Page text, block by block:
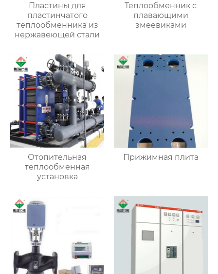
Пластины для
пластинчатого
теплообменника из
нержавеющей стали
Теплообменник с
плавающими
змеевиками
Отопительная
теплообменная
установка
Прижимная плита